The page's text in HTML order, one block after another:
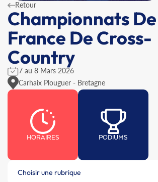
Retour
Championnats De
France De Cross-
Country
7 au 8 Mars 2026
Carhaix Plouguer - Bretagne
HORAIRES PODIUMS
Choisir une rubrique